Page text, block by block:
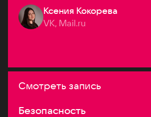
Ксения Кокорева
VK, Mail.ru
Смотреть запись
Безопасность